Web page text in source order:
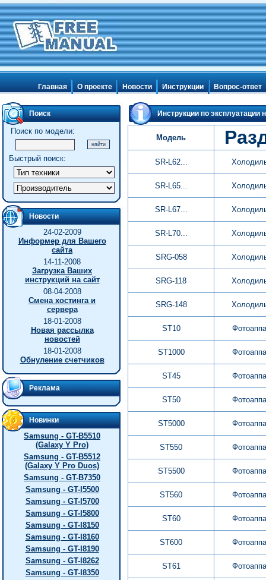
Главная О проекте Новости Инструкции Вопрос-ответ
Поиск
Поиск по модели:
Быстрый поиск:
Новости
24-02-2009
Информер для Вашего
сайта
14-11-2008
Загрузка Ваших
инструкций на сайт
08-04-2008
Смена хостинга и
сервера
18-01-2008
Новая рассылка
новостей
18-01-2008
Обнуление счетчиков
Реклама
Новинки
Samsung - GT-B5510
(Galaxy Y Pro)
Samsung - GT-B5512
(Galaxy Y Pro Duos)
Samsung - GT-B7350
Samsung - GT-I5500
Samsung - GT-I5700
Samsung - GT-I5800
Samsung - GT-I8150
Samsung - GT-I8160
Samsung - GT-I8190
Samsung - GT-I8262
Samsung - GT-I8350
Инструкции по эксплуатации
Модель
SR-L62...
SR-L65...
SR-L67...
SR-L70...
SRG-058
SRG-118
SRG-148
ST10
ST1000
ST45
ST50
ST5000
ST550
ST5500
ST560
ST60
ST600
ST61